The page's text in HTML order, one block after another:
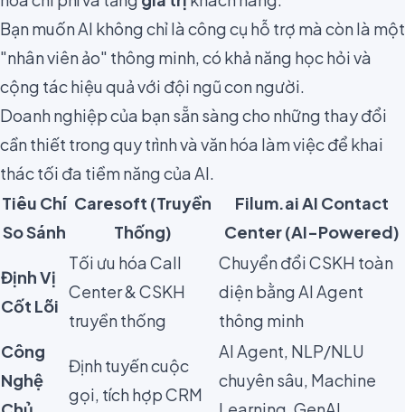
Bạn muốn AI không chỉ là công cụ hỗ trợ mà còn là một
"nhân viên ảo" thông minh, có khả năng học hỏi và
cộng tác hiệu quả với đội ngũ con người.
Doanh nghiệp của bạn sẵn sàng cho những thay đổi
cần thiết trong quy trình và văn hóa làm việc để khai
thác tối đa tiềm năng của AI.
Tiêu Chí
So Sánh
Caresoft (Truyền
Thống)
Filum.ai AI Contact
Center (AI-Powered)
Định Vị
Cốt Lõi
Tối ưu hóa Call
Center & CSKH
truyền thống
Chuyển đổi CSKH toàn
diện bằng AI Agent
thông minh
Công
Nghệ
Định tuyến cuộc
gọi, tích hợp CRM
AI Agent, NLP/NLU
chuyên sâu, Machine